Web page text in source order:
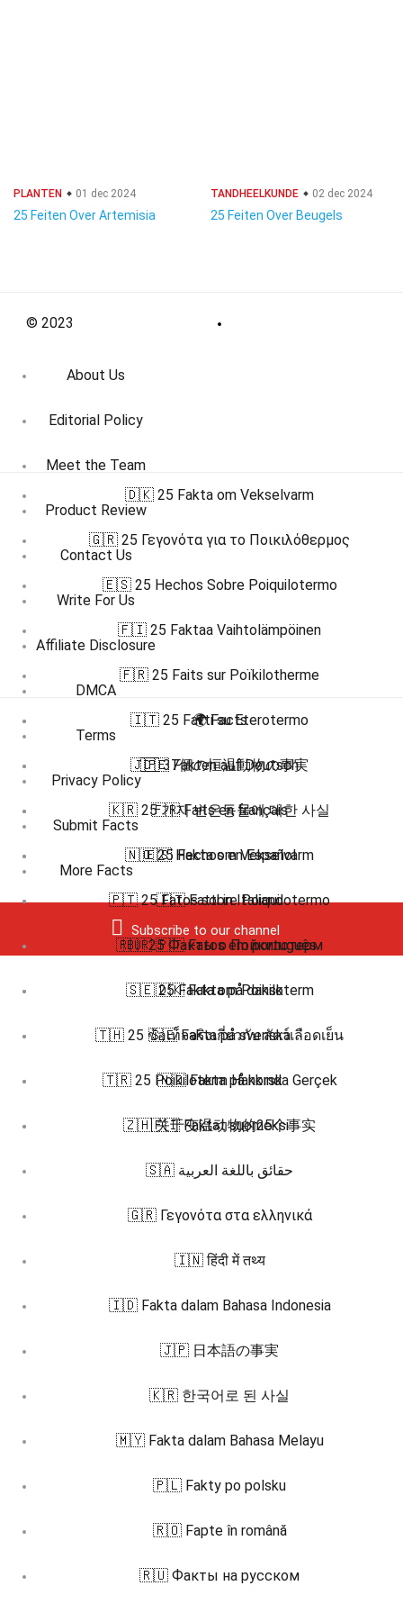
PLANTEN 01 dec 2024
25 Feiten Over Artemisia
TANDHEELKUNDE 02 dec 2024
25 Feiten Over Beugels
© 2023
About Us
Editorial Policy
Meet the Team
Product Review
Contact Us
Write For Us
Affiliate Disclosure
DMCA
Terms
Privacy Policy
Submit Facts
More Facts
Subscribe to our channel
🇩🇰 25 Fakta om Vekselvarm
🇬🇷 25 Γεγονότα για το Ποικιλόθερμος
🇪🇸 25 Hechos Sobre Poiquilotermo
🇫🇮 25 Faktaa Vaihtolämpöinen
🇫🇷 25 Faits sur Poïkilotherme
🇮🇹 25 Fatti su Eterotermo
🇯🇵 37個の恒温動物の事実
🇰🇷 25 가지 변온동물에 대한 사실
🇳🇴 25 Fakta om Vekselvarm
🇵🇹 25 Fatos sobre Poiquilotermo
🇷🇺 25 Факты о Пойкилотерм
🇸🇪 25 Fakta om Poikiloterm
🇹🇭 25 ข้อเท็จจริงเกี่ยวกับ สัตว์เลือดเย็น
🇹🇷 25 Poikiloterm Hakkında Gerçek
🇿🇭 关于变温动物的25个事实
🌍 Facts
🇩🇪 Fakten auf Deutsch
🇫🇷 Faits en français
🇪🇸 Hechos en Español
🇮🇹 Fatti in Italiano
🇧🇷 🇵🇹 Fatos em português
🇩🇰 Fakta på dansk
🇸🇪 Fakta på svenska
🇳🇴 Fakta på norsk
🇫🇮 Faktat suomeksi
🇸🇦 حقائق باللغة العربية
🇬🇷 Γεγονότα στα ελληνικά
🇮🇳 हिंदी में तथ्य
🇮🇩 Fakta dalam Bahasa Indonesia
🇯🇵 日本語の事実
🇰🇷 한국어로 된 사실
🇲🇾 Fakta dalam Bahasa Melayu
🇵🇱 Fakty po polsku
🇷🇴 Fapte în română
🇷🇺 Факты на русском